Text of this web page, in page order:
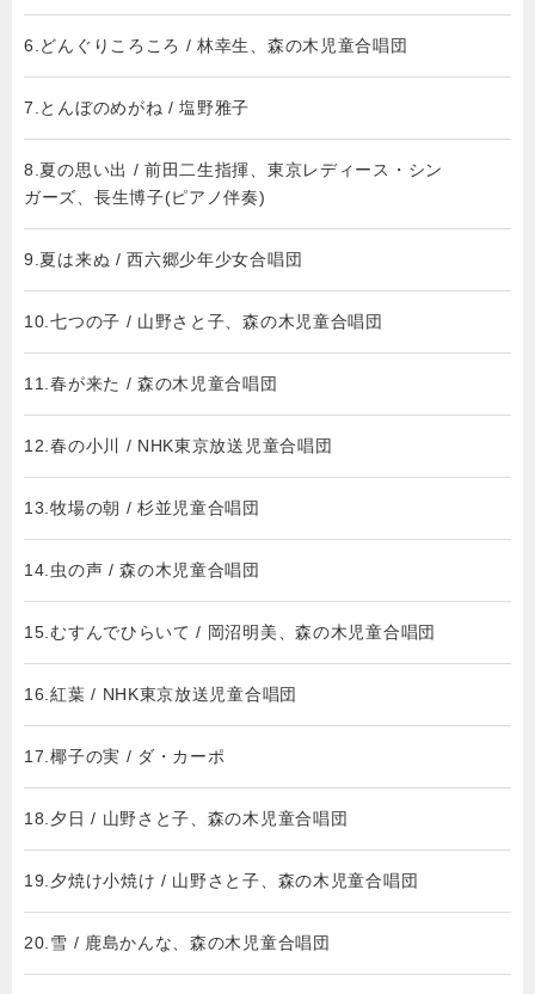
6.どんぐりころころ / 林幸生、森の木児童合唱団
7.とんぼのめがね / 塩野雅子
8.夏の思い出 / 前田二生指揮、東京レディース・シン
ガーズ、長生博子(ピアノ伴奏)
9.夏は来ぬ / 西六郷少年少女合唱団
10.七つの子 / 山野さと子、森の木児童合唱団
11.春が来た / 森の木児童合唱団
12.春の小川 / NHK東京放送児童合唱団
13.牧場の朝 / 杉並児童合唱団
14.虫の声 / 森の木児童合唱団
15.むすんでひらいて / 岡沼明美、森の木児童合唱団
16.紅葉 / NHK東京放送児童合唱団
17.椰子の実 / ダ・カーポ
18.夕日 / 山野さと子、森の木児童合唱団
19.夕焼け小焼け / 山野さと子、森の木児童合唱団
20.雪 / 鹿島かんな、森の木児童合唱団